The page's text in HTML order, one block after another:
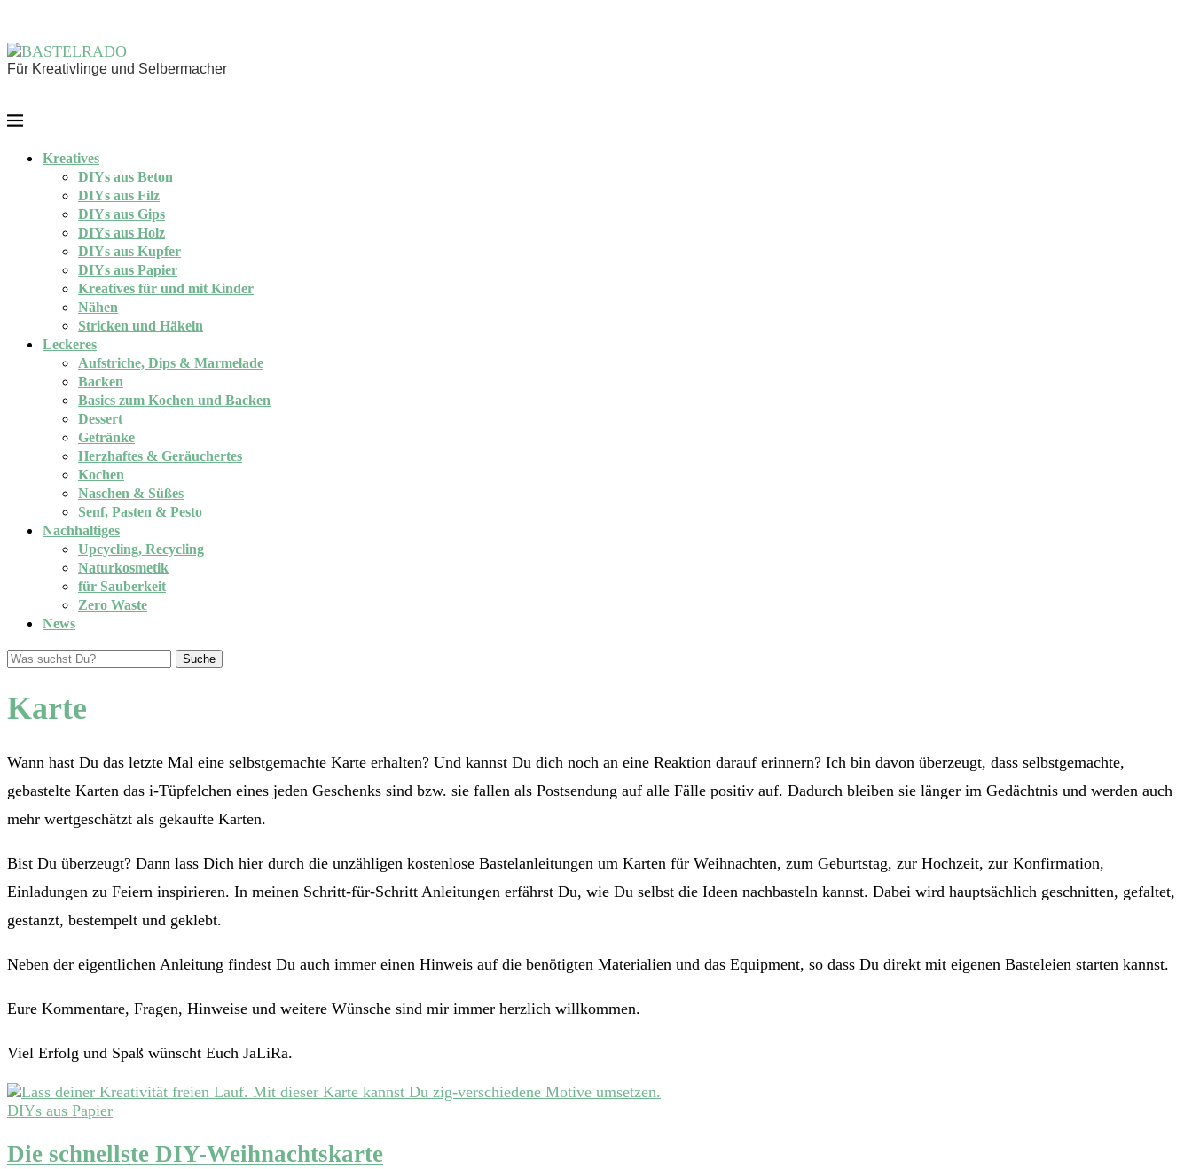
Für Kreativlinge und Selbermacher
Kreatives
DIYs aus Beton
DIYs aus Filz
DIYs aus Gips
DIYs aus Holz
DIYs aus Kupfer
DIYs aus Papier
Kreatives für und mit Kinder
Nähen
Stricken und Häkeln
Leckeres
Aufstriche, Dips & Marmelade
Backen
Basics zum Kochen und Backen
Dessert
Getränke
Herzhaftes & Geräuchertes
Kochen
Naschen & Süßes
Senf, Pasten & Pesto
Nachhaltiges
Upcycling, Recycling
Naturkosmetik
für Sauberkeit
Zero Waste
News
Suche
Karte
Wann hast Du das letzte Mal eine selbstgemachte Karte erhalten? Und kannst Du dich noch an eine Reaktion darauf erinnern? Ich bin davon überzeugt, dass selbstgemachte,
gebastelte Karten das i-Tüpfelchen eines jeden Geschenks sind bzw. sie fallen als Postsendung auf alle Fälle positiv auf. Dadurch bleiben sie länger im Gedächtnis und werden auch
mehr wertgeschätzt als gekaufte Karten.
Bist Du überzeugt? Dann lass Dich hier durch die unzähligen kostenlose Bastelanleitungen um Karten für Weihnachten, zum Geburtstag, zur Hochzeit, zur Konfirmation,
Einladungen zu Feiern inspirieren. In meinen Schritt-für-Schritt Anleitungen erfährst Du, wie Du selbst die Ideen nachbasteln kannst. Dabei wird hauptsächlich geschnitten, gefaltet,
gestanzt, bestempelt und geklebt.
Neben der eigentlichen Anleitung findest Du auch immer einen Hinweis auf die benötigten Materialien und das Equipment, so dass Du direkt mit eigenen Basteleien starten kannst.
Eure Kommentare, Fragen, Hinweise und weitere Wünsche sind mir immer herzlich willkommen.
Viel Erfolg und Spaß wünscht Euch JaLiRa.
DIYs aus Papier
Die schnellste DIY-Weihnachtskarte